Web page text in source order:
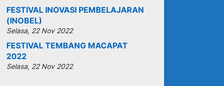
FESTIVAL INOVASI PEMBELAJARAN
(INOBEL)
Selasa, 22 Nov 2022
FESTIVAL TEMBANG MACAPAT
2022
Selasa, 22 Nov 2022